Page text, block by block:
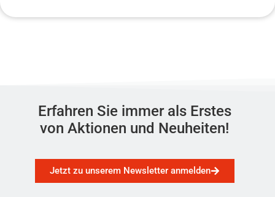
Erfahren Sie immer als Erstes
von Aktionen und Neuheiten!
Jetzt zu unserem Newsletter anmelden